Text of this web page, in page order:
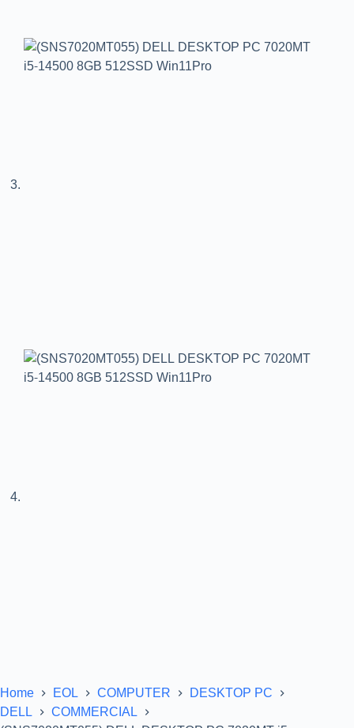
Home EOL COMPUTER
DESKTOP PC
DELL
COMMERCIAL